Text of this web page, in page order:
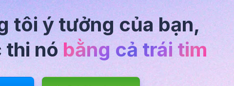
tôi ý tưởng của bạn,
thi nóbằng cả trái tim